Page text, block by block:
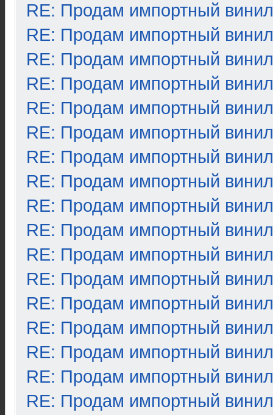
RE: Продам импортный винил
RE: Продам импортный винил
RE: Продам импортный винил
RE: Продам импортный винил
RE: Продам импортный винил
RE: Продам импортный винил
RE: Продам импортный винил
RE: Продам импортный винил
RE: Продам импортный винил
RE: Продам импортный винил
RE: Продам импортный винил
RE: Продам импортный винил
RE: Продам импортный винил
RE: Продам импортный винил
RE: Продам импортный винил
RE: Продам импортный винил
RE: Продам импортный винил